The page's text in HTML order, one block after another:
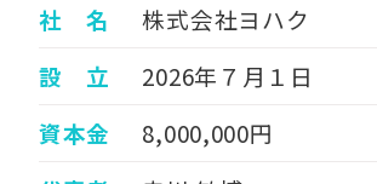
社 名
株式会社ヨハク
設 立
2026年７月１日
資本金
8,000,000円